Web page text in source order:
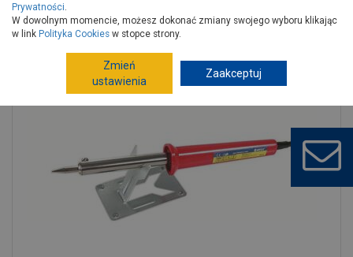
Lutownica oporowa 100 W z podpórka MEGA
Prywatności.
W dowolnym momencie, możesz dokonać zmiany swojego wyboru klikając
w link Polityka Cookies w stopce strony.
Zmień
ustawienia
Zaakceptuj